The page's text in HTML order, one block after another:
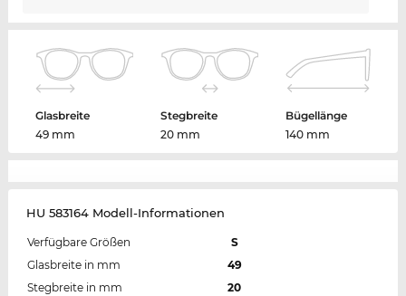
Glasbreite
49 mm
Stegbreite
20 mm
Bügellänge
140 mm
HU 583164 Modell-Informationen
Verfügbare Größen
S
Glasbreite in mm
49
Stegbreite in mm
20